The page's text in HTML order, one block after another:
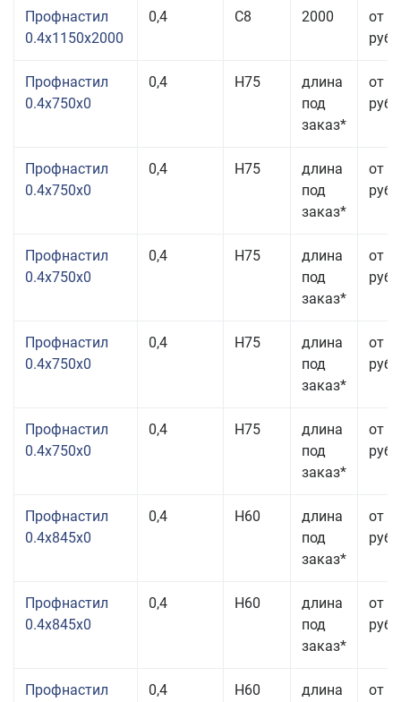
Профнастил
0.4x1150x2000
0,4 С8 2000
от
руб.
Профнастил
0.4x750x0
0,4 Н75
длина
под
заказ*
от
руб.
Профнастил
0.4x750x0
0,4 Н75
длина
под
заказ*
от
руб.
Профнастил
0.4x750x0
0,4 Н75
длина
под
заказ*
от
руб.
Профнастил
0.4x750x0
0,4 Н75
длина
под
заказ*
от
руб.
Профнастил
0.4x750x0
0,4 Н75
длина
под
заказ*
от
руб.
Профнастил
0.4x845x0
0,4 Н60
длина
под
заказ*
от
руб.
Профнастил
0.4x845x0
0,4 Н60
длина
под
заказ*
от
руб.
Профнастил
0,4 Н60
длина
от